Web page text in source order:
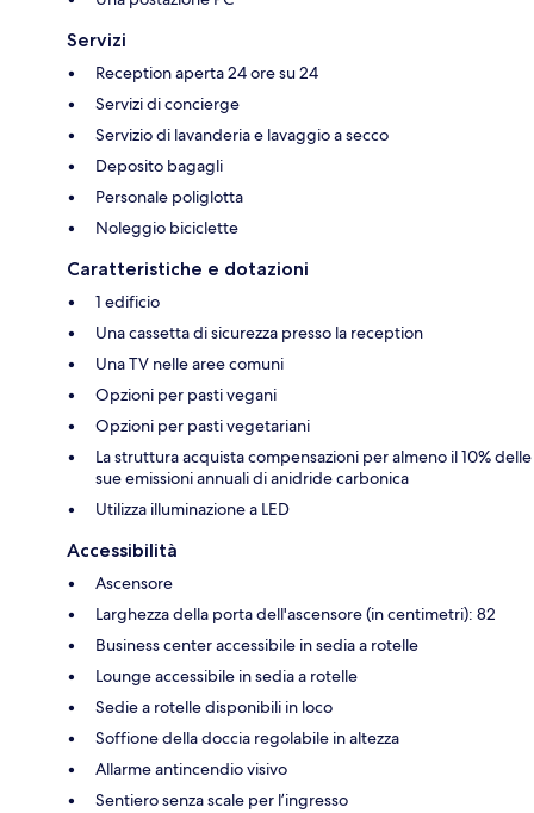
Servizi
Reception aperta 24 ore su 24
Servizi di concierge
Servizio di lavanderia e lavaggio a secco
Deposito bagagli
Personale poliglotta
Noleggio biciclette
Caratteristiche e dotazioni
1 edificio
Una cassetta di sicurezza presso la reception
Una TV nelle aree comuni
Opzioni per pasti vegani
Opzioni per pasti vegetariani
La struttura acquista compensazioni per almeno il 10% delle
sue emissioni annuali di anidride carbonica
Utilizza illuminazione a LED
Accessibilità
Ascensore
Larghezza della porta dell'ascensore (in centimetri): 82
Business center accessibile in sedia a rotelle
Lounge accessibile in sedia a rotelle
Sedie a rotelle disponibili in loco
Soffione della doccia regolabile in altezza
Allarme antincendio visivo
Sentiero senza scale per l’ingresso